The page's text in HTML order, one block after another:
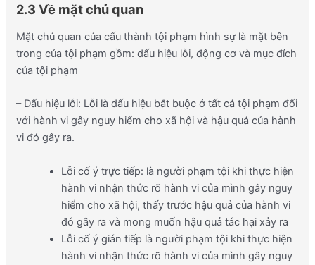
2.3 Về mặt chủ quan
Mặt chủ quan của cấu thành tội phạm hình sự là mặt bên
trong của tội phạm gồm: dấu hiệu lỗi, động cơ và mục đích
của tội phạm
– Dấu hiệu lỗi: Lỗi là dấu hiệu bắt buộc ở tất cả tội phạm đối
với hành vi gây nguy hiểm cho xã hội và hậu quả của hành
vi đó gây ra.
Lỗi cố ý trực tiếp: là người phạm tội khi thực hiện
hành vi nhận thức rõ hành vi của mình gây nguy
hiểm cho xã hội, thấy trước hậu quả của hành vi
đó gây ra và mong muốn hậu quả tác hại xảy ra
Lỗi cố ý gián tiếp là người phạm tội khi thực hiện
hành vi nhận thức rõ hành vi của mình gây nguy